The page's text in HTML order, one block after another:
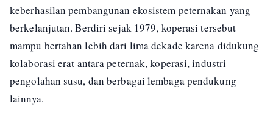
keberhasilan pembangunan ekosistem peternakan yang
berkelanjutan. Berdiri sejak 1979, koperasi tersebut
mampu bertahan lebih dari lima dekade karena didukung
kolaborasi erat antara peternak, koperasi, industri
pengolahan susu, dan berbagai lembaga pendukung
lainnya.